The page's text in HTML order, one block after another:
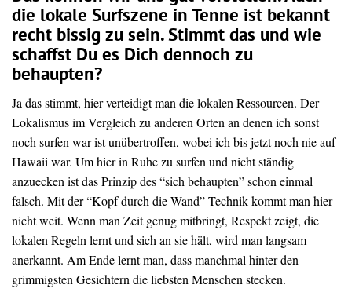
die lokale Surfszene in Tenne ist bekannt
recht bissig zu sein. Stimmt das und wie
schaffst Du es Dich dennoch zu
behaupten?
Ja das stimmt, hier verteidigt man die lokalen Ressourcen. Der
Lokalismus im Vergleich zu anderen Orten an denen ich sonst
noch surfen war ist unübertroffen, wobei ich bis jetzt noch nie auf
Hawaii war. Um hier in Ruhe zu surfen und nicht ständig
anzuecken ist das Prinzip des “sich behaupten” schon einmal
falsch. Mit der “Kopf durch die Wand” Technik kommt man hier
nicht weit. Wenn man Zeit genug mitbringt, Respekt zeigt, die
lokalen Regeln lernt und sich an sie hält, wird man langsam
anerkannt. Am Ende lernt man, dass manchmal hinter den
grimmigsten Gesichtern die liebsten Menschen stecken.